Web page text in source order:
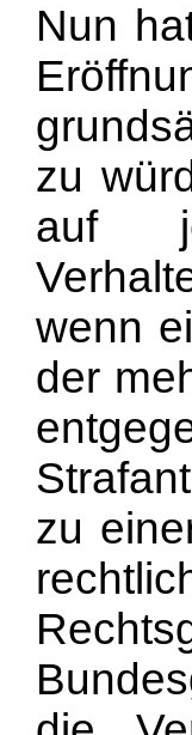
Nun
zu
auf
wenn
der
zu